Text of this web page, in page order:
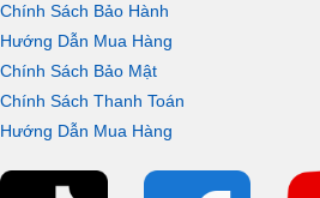
Tương thích nhiều nguồn nhiệt
LUO-SE6được tương thích nấu với
như: IH 200V, IH100V, Gas Stove,
người dùng tuỳ ý sử dụng nấu mà
Chính Sách Bảo Hành
Hướng Dẫn Mua Hàng
Chính Sách Bảo Mật
Chính Sách Thanh Toán
Hướng Dẫn Mua Hàng